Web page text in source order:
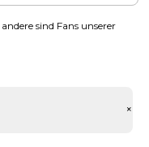
andere sind Fans unserer
+